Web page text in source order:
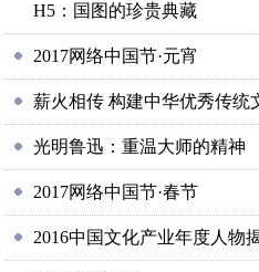
H5：国图的珍贵典藏
2017网络中国节·元宵
薪火相传 构建中华优秀传统
光明鲁迅：重温大师的精神
2017网络中国节·春节
2016中国文化产业年度人物